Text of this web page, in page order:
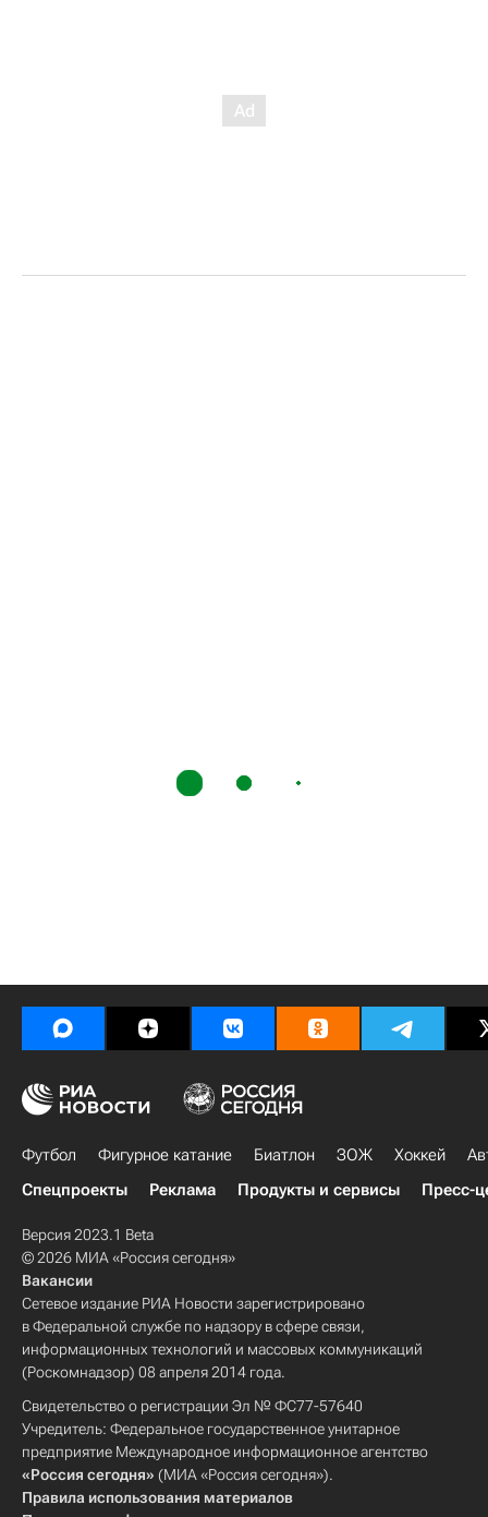
Футбол Фигурное катание Биатлон ЗОЖ Хоккей
Спецпроекты
Реклама Продукты и сервисы Пресс-
Версия 2023.1 Beta
© 2026 МИА «Россия сегодня»
Вакансии
Сетевое издание РИА Новости зарегистрировано
в Федеральной службе по надзору в сфере связи,
информационных технологий и массовых коммуникаций
(Роскомнадзор) 08 апреля 2014 года.
Свидетельство о регистрации Эл № ФС77-57640
Учредитель: Федеральное государственное унитарное
предприятие Международное информационное агентство
«Россия сегодня» (МИА «Россия сегодня»).
Правила использования материалов